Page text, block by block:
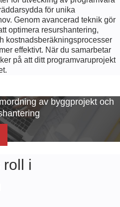
för unika
Genom avancerad teknik gör
optimera resurshantering,
kostnadsberäkningsprocesser
effektivt. När du samarbetar
på att ditt programvaruprojekt
av byggprojekt och
roll i